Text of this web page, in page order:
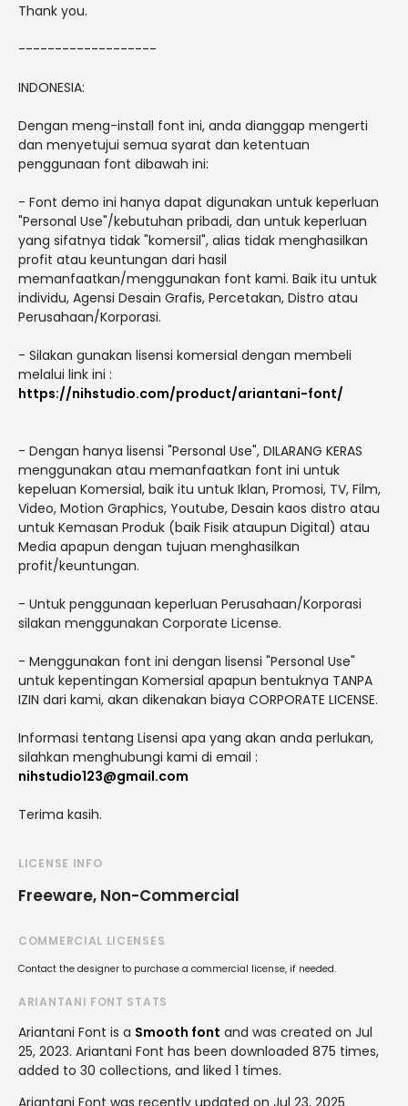
Thank you.
-------------------
INDONESIA:
Dengan meng-install font ini, anda dianggap mengerti
dan menyetujui semua syarat dan ketentuan
penggunaan font dibawah ini:
- Font demo ini hanya dapat digunakan untuk keperluan
"Personal Use"/kebutuhan pribadi, dan untuk keperluan
yang sifatnya tidak "komersil", alias tidak menghasilkan
profit atau keuntungan dari hasil
memanfaatkan/menggunakan font kami. Baik itu untuk
individu, Agensi Desain Grafis, Percetakan, Distro atau
Perusahaan/Korporasi.
- Silakan gunakan lisensi komersial dengan membeli
melalui link ini :
https://nihstudio.com/product/ariantani-font/
- Dengan hanya lisensi "Personal Use", DILARANG KERAS
menggunakan atau memanfaatkan font ini untuk
kepeluan Komersial, baik itu untuk Iklan, Promosi, TV, Film,
Video, Motion Graphics, Youtube, Desain kaos distro atau
untuk Kemasan Produk (baik Fisik ataupun Digital) atau
Media apapun dengan tujuan menghasilkan
profit/keuntungan.
- Untuk penggunaan keperluan Perusahaan/Korporasi
silakan menggunakan Corporate License.
- Menggunakan font ini dengan lisensi "Personal Use"
untuk kepentingan Komersial apapun bentuknya TANPA
IZIN dari kami, akan dikenakan biaya CORPORATE LICENSE.
Informasi tentang Lisensi apa yang akan anda perlukan,
silahkan menghubungi kami di email :
nihstudio123@gmail.com
Terima kasih.
LICENSE INFO
Freeware, Non-Commercial
COMMERCIAL LICENSES
Contact the designer to purchase a commercial license, if needed.
ARIANTANI FONT STATS
Ariantani Font is a Smooth font and was created on Jul
25, 2023. Ariantani Font has been downloaded 875 times,
added to 30 collections, and liked 1 times.
Ariantani Font was recently updated on Jul 23, 2025